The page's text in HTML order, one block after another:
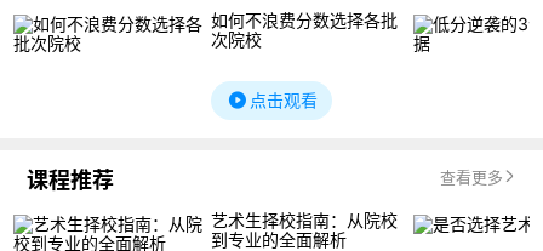
如何不浪费分数选择各批
次院校
点击观看
课程推荐 查看更多
艺术生择校指南：从院校
到专业的全面解析